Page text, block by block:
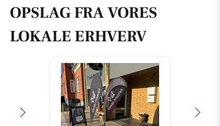
OPSLAG FRA VORES
LOKALE ERHVERV